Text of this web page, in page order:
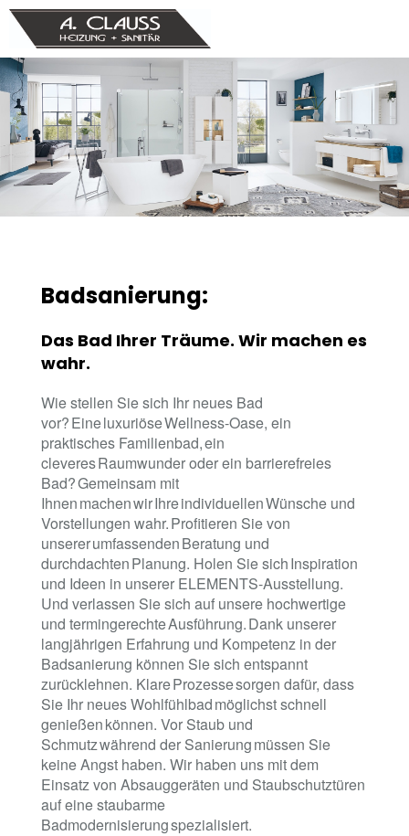
Badsanierung:
Das Bad Ihrer Träume. Wir machen es
wahr.
Wie stellen Sie sich Ihr neues Bad
vor? Eine luxuriöse Wellness-Oase, ein
praktisches Familienbad, ein
cleveres Raumwunder oder ein barrierefreies
Bad? Gemeinsam mit
Ihnen machen wir Ihre individuellen Wünsche und
Vorstellungen wahr. Profitieren Sie von
unserer umfassenden Beratung und
durchdachten Planung. Holen Sie sich Inspiration
und Ideen in unserer ELEMENTS-Ausstellung.
Und verlassen Sie sich auf unsere hochwertige
und termingerechte Ausführung. Dank unserer
langjährigen Erfahrung und Kompetenz in der
Badsanierung können Sie sich entspannt
zurücklehnen. Klare Prozesse sorgen dafür, dass
Sie Ihr neues Wohlfühlbad möglichst schnell
genießen können. Vor Staub und
Schmutz während der Sanierung müssen Sie
keine Angst haben. Wir haben uns mit dem
Einsatz von Absauggeräten und Staubschutztüren
auf eine staubarme
Badmodernisierung spezialisiert.